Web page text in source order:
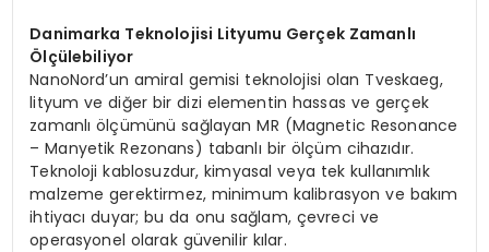
Danimarka Teknolojisi Lityumu Gerçek Zamanlı
Ölçülebiliyor
NanoNord’un amiral gemisi teknolojisi olan Tveskaeg,
lityum ve diğer bir dizi elementin hassas ve gerçek
zamanlı ölçümünü sağlayan MR (Magnetic Resonance
– Manyetik Rezonans) tabanlı bir ölçüm cihazıdır.
Teknoloji kablosuzdur, kimyasal veya tek kullanımlık
malzeme gerektirmez, minimum kalibrasyon ve bakım
ihtiyacı duyar; bu da onu sağlam, çevreci ve
operasyonel olarak güvenilir kılar.